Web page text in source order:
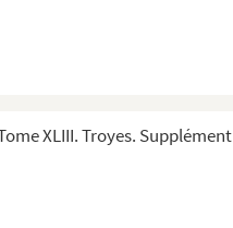
XLIII. Troyes. Supplément